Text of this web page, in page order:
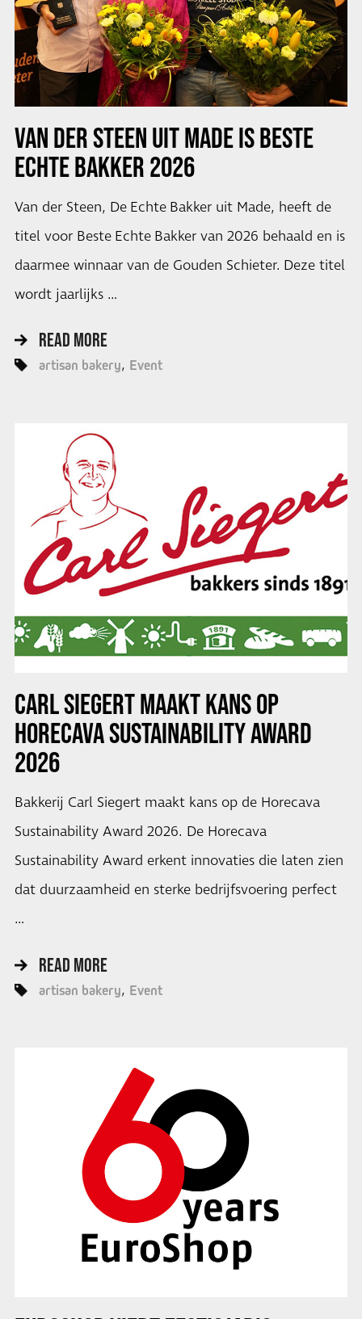
VAN DER STEEN UIT MADE IS BESTE
ECHTE BAKKER 2026
Van der Steen, De Echte Bakker uit Made, heeft de
titel voor Beste Echte Bakker van 2026 behaald en is
daarmee winnaar van de Gouden Schieter. Deze titel
wordt jaarlijks …
READ MORE
artisan bakery Event
CARL SIEGERT MAAKT KANS OP
HORECAVA SUSTAINABILITY AWARD
2026
Bakkerij Carl Siegert maakt kans op de Horecava
Sustainability Award 2026. De Horecava
Sustainability Award erkent innovaties die laten zien
dat duurzaamheid en sterke bedrijfsvoering perfect
…
READ MORE
artisan bakery Event